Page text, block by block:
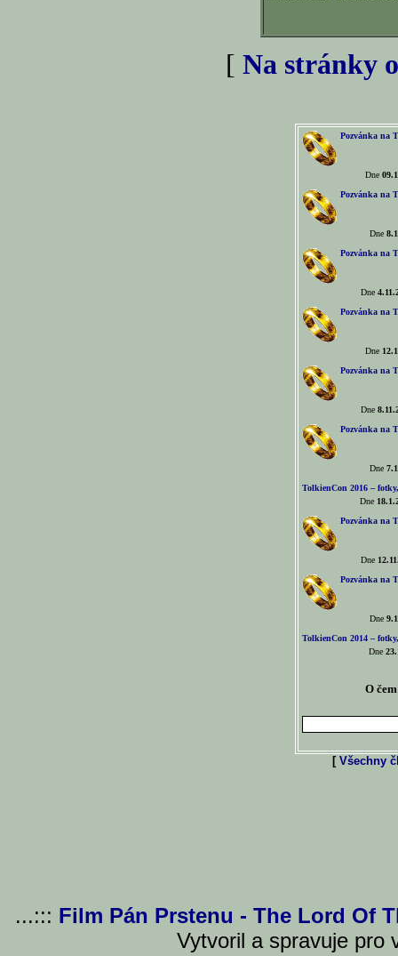
[ Na stránky
Pozvánka na
Dne
Pozvánka na
Dne
Pozvánka na
Dne
Pozvánka na
Dne
Pozvánka na
Dne
Pozvánka na
Dne
TolkienCon 2016 –
Dne
Pozvánka na
Dne
Pozvánka na
Dne
TolkienCon 2014 –
Dne
O
[ Všechny
...::: Film Pán Prstenu - The Lord Of
Vytvoril a spravuje pro